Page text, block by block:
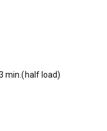
min.(half load)